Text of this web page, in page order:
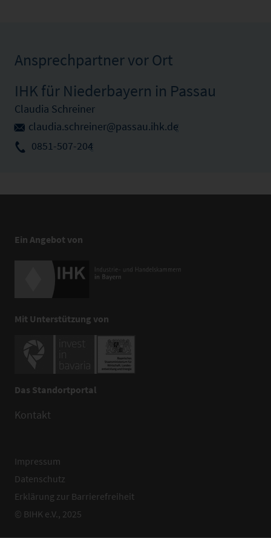
Ansprechpartner vor Ort
IHK für Niederbayern in Passau
Claudia Schreiner
claudia.schreiner@passau.ihk.de
0851-507-204
Ein Angebot von
Mit Unterstützung von
Das Standortportal
Kontakt
Impressum
Datenschutz
Erklärung zur Barrierefreiheit
© BIHK e.V., 2025